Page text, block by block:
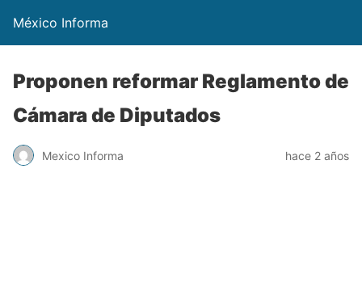
México Informa
Proponen reformar Reglamento de
Cámara de Diputados
Mexico Informa hace 2 años